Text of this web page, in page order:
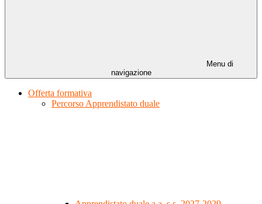
Menu di
navigazione
Offerta formativa
Percorso Apprendistato duale